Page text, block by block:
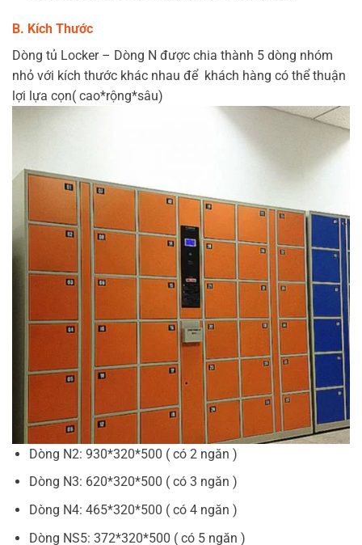
B. Kích Thước
Dòng tủ Locker – Dòng N được chia thành 5 dòng nhóm
nhỏ với kích thước khác nhau để khách hàng có thể thuận
lợi lựa cọn( cao*rộng*sâu)
Dòng N2: 930*320*500 ( có 2 ngăn )
Dòng N3: 620*320*500 ( có 3 ngăn )
Dòng N4: 465*320*500 ( có 4 ngăn )
Dòng NS5: 372*320*500 ( có 5 ngăn )